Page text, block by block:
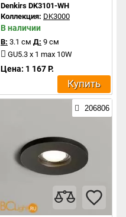
Denkirs DK3101-WH
Коллекция: DK3000
В наличии
В: 3.1 см Д: 9 см
GU5.3 x 1 max 10W
Цена: 1 167 Р.
Купить
206806